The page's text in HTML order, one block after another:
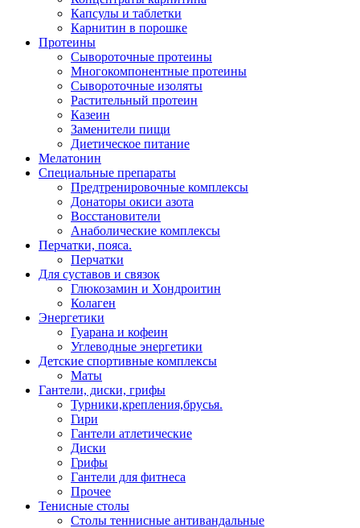
Капсулы и таблетки
Карнитин в порошке
Протеины
Сывороточные протеины
Многокомпонентные протеины
Сывороточные изоляты
Растительный протеин
Казеин
Заменители пищи
Диетическое питание
Мелатонин
Специальные препараты
Предтренировочные комплексы
Донаторы окиси азота
Восстановители
Анаболические комплексы
Перчатки, пояса.
Перчатки
Для суставов и связок
Глюкозамин и Хондроитин
Колаген
Энергетики
Гуарана и кофеин
Углеводные энергетики
Детские спортивные комплексы
Маты
Гантели, диски, грифы
Турники,крепления,брусья.
Гири
Гантели атлетические
Диски
Грифы
Гантели для фитнеса
Прочее
Тенисные столы
Столы теннисные антивандальные